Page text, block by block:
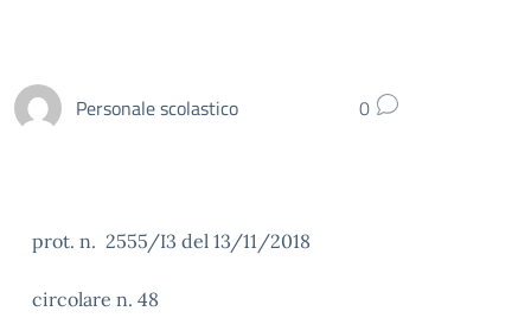
Personale scolastico 0
prot. n. 2555/I3 del 13/11/2018
circolare n. 48